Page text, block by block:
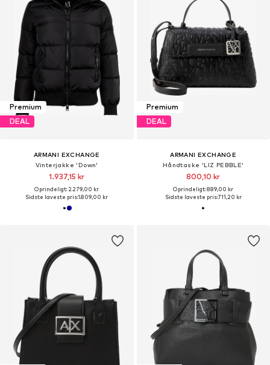
Premium
DEAL
ARMANI EXCHANGE
Vinterjakke 'Down'
1.937,15 kr
Oprindeligt: 2.279,00 kr
Sidste laveste pris:1.809,00 kr
Premium
DEAL
ARMANI EXCHANGE
Håndtaske 'LIZ PEBBLE'
800,10 kr
Oprindeligt: 889,00 kr
Sidste laveste pris:711,20 kr